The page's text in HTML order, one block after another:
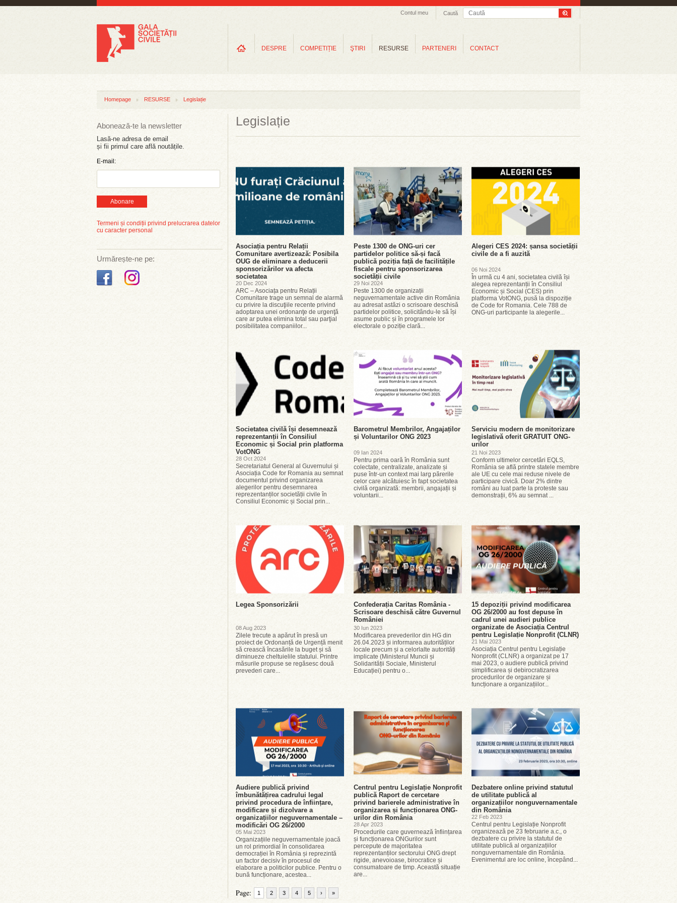
Caută
Contul meu
DESPRE COMPETIȚIE ŞTIRI RESURSE PARTENERI CONTACT
Homepage RESURSE Legislație
Abonează-te la newsletter
Lasă-ne adresa de email
și fii primul care află noutățile.
E-mail:
Abonare
Termeni și condiții privind prelucrarea datelor
cu caracter personal
Urmărește-ne pe:
Legislație
Asociația pentru Relații
Comunitare avertizează: Posibila
OUG de eliminare a deducerii
sponsorizărilor va afecta
societatea
20 Dec 2024
ARC – Asociața pentru Relații
Comunitare trage un semnal de alarmă
cu privire la discuţiile recente privind
adoptarea unei ordonanţe de urgenţă
care ar putea elimina total sau parţial
posibilitatea companiilor...
Peste 1300 de ONG-uri cer
partidelor politice să-și facă
publică poziția față de facilitățile
fiscale pentru sponsorizarea
societății civile
29 Noi 2024
Peste 1300 de organizații
neguvernamentale active din România
au adresat astăzi o scrisoare deschisă
partidelor politice, solicitându-le să își
asume public și în programele lor
electorale o poziție clară...
Alegeri CES 2024: șansa societății
civile de a fi auzită
06 Noi 2024
În urmă cu 4 ani, societatea civilă își
alegea reprezentanții în Consiliul
Economic și Social (CES) prin
platforma VotONG, pusă la dispoziție
de Code for Romania. Cele 788 de
ONG-uri participante la alegerile...
Societatea civilă își desemnează
reprezentanții în Consiliul
Economic și Social prin platforma
VotONG
28 Oct 2024
Secretariatul General al Guvernului și
Asociația Code for Romania au semnat
documentul privind organizarea
alegerilor pentru desemnarea
reprezentanților societății civile în
Consiliul Economic și Social prin...
Barometrul Membrilor, Angajaților
și Voluntarilor ONG 2023
09 Ian 2024
Pentru prima oară în România sunt
colectate, centralizate, analizate și
puse într-un context mai larg părerile
celor care alcătuiesc în fapt societatea
civilă organizată: membrii, angajații și
voluntarii...
Serviciu modern de monitorizare
legislativă oferit GRATUIT ONG-
urilor
21 Noi 2023
Conform ultimelor cercetări EQLS,
România se află printre statele membre
ale UE cu cele mai reduse nivele de
participare civică. Doar 2% dintre
români au luat parte la proteste sau
demonstrații, 6% au semnat ...
Legea Sponsorizării
08 Aug 2023
Zilele trecute a apărut în presă un
proiect de Ordonanță de Urgență menit
să crească încasările la buget și să
diminueze cheltuielile statului. Printre
măsurile propuse se regăsesc două
prevederi care...
Confederația Caritas România -
Scrisoare deschisă către Guvernul
României
30 Iun 2023
Modificarea prevederilor din HG din
26.04.2023 și informarea autorităților
locale precum și a celorlalte autorități
implicate (Ministerul Muncii și
Solidarității Sociale, Ministerul
Educației) pentru o...
15 depoziții privind modificarea
OG 26/2000 au fost depuse în
cadrul unei audieri publice
organizate de Asociația Centrul
pentru Legislație Nonprofit (CLNR)
21 Mai 2023
Asociația Centrul pentru Legislație
Nonprofit (CLNR) a organizat pe 17
mai 2023, o audiere publică privind
simplificarea și debirocratizarea
procedurilor de organizare și
funcționare a organizațiilor...
Audiere publică privind
îmbunătățirea cadrului legal
privind procedura de înființare,
modificare și dizolvare a
organizațiilor neguvernamentale –
modificări OG 26/2000
05 Mai 2023
Organizațiile neguvernamentale joacă
un rol primordial în consolidarea
democrației în România și reprezintă
un factor decisiv în procesul de
elaborare a politicilor publice. Pentru o
bună funcționare, acestea...
Centrul pentru Legislație Nonprofit
publică Raport de cercetare
privind barierele administrative în
organizarea și funcționarea ONG-
urilor din România
28 Apr 2023
Procedurile care guvernează înființarea
și funcționarea ONGurilor sunt
percepute de majoritatea
reprezentanților sectorului ONG drept
rigide, anevoioase, birocratice și
consumatoare de timp. Această situație
are...
Dezbatere online privind statutul
de utilitate publică al
organizațiilor nonguvernamentale
din România
22 Feb 2023
Centrul pentru Legislație Nonprofit
organizează pe 23 februarie a.c., o
dezbatere cu privire la statutul de
utilitate publică al organizațiilor
nonguvernamentale din România.
Evenimentul are loc online, începând...
Page: 1 2 3 4 5 › »